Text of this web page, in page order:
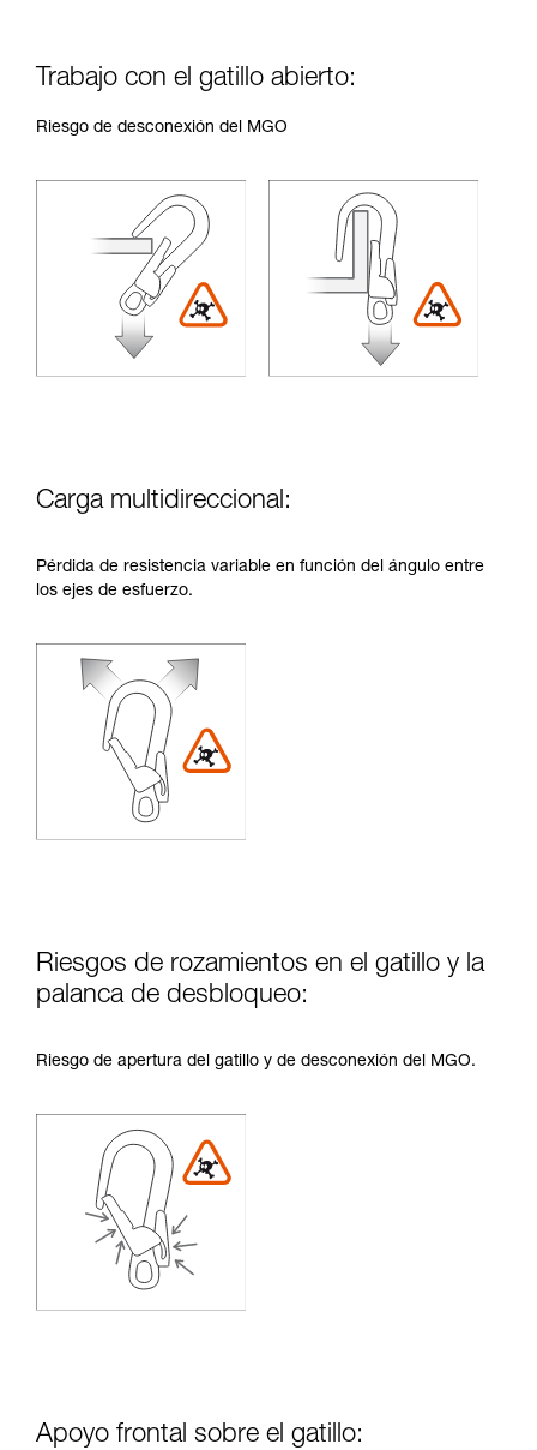
Trabajo con el gatillo abierto:
Riesgo de desconexión del MGO
Carga multidireccional:
Pérdida de resistencia variable en función del ángulo entre
los ejes de esfuerzo.
Riesgos de rozamientos en el gatillo y la
palanca de desbloqueo:
Riesgo de apertura del gatillo y de desconexión del MGO.
Apoyo frontal sobre el gatillo: